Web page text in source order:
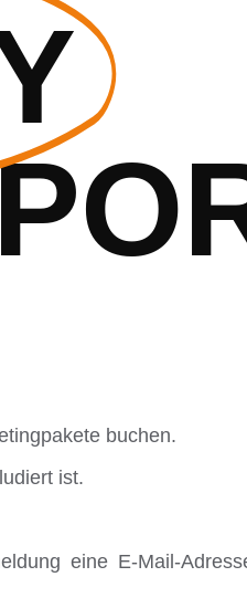
buchen.
ist.
eine E-Mail-